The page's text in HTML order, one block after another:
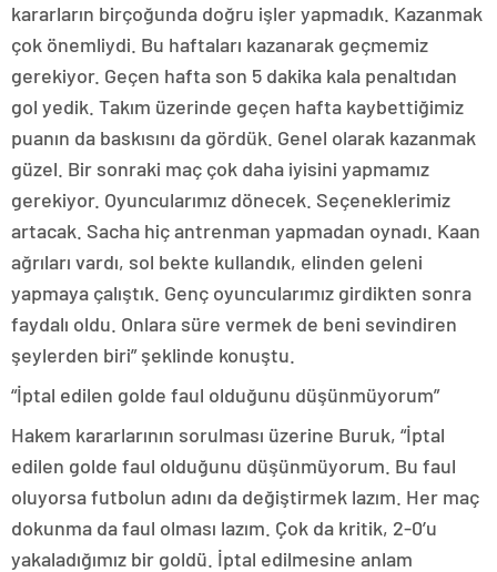
kararların birçoğunda doğru işler yapmadık. Kazanmak
çok önemliydi. Bu haftaları kazanarak geçmemiz
gerekiyor. Geçen hafta son 5 dakika kala penaltıdan
gol yedik. Takım üzerinde geçen hafta kaybettiğimiz
puanın da baskısını da gördük. Genel olarak kazanmak
güzel. Bir sonraki maç çok daha iyisini yapmamız
gerekiyor. Oyuncularımız dönecek. Seçeneklerimiz
artacak. Sacha hiç antrenman yapmadan oynadı. Kaan
ağrıları vardı, sol bekte kullandık, elinden geleni
yapmaya çalıştık. Genç oyuncularımız girdikten sonra
faydalı oldu. Onlara süre vermek de beni sevindiren
şeylerden biri” şeklinde konuştu.
“İptal edilen golde faul olduğunu düşünmüyorum”
Hakem kararlarının sorulması üzerine Buruk, “İptal
edilen golde faul olduğunu düşünmüyorum. Bu faul
oluyorsa futbolun adını da değiştirmek lazım. Her maç
dokunma da faul olması lazım. Çok da kritik, 2-0’u
yakaladığımız bir goldü. İptal edilmesine anlam